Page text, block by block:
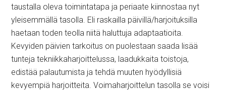
taustalla oleva toimintatapa ja periaate kiinnostaa nyt
yleisemmällä tasolla. Eli raskailla päivillä/harjoituksilla
haetaan toden teolla niitä haluttuja adaptaatioita.
Kevyiden päivien tarkoitus on puolestaan saada lisää
tunteja tekniikkaharjoittelussa, laadukkaita toistoja,
edistää palautumista ja tehdä muuten hyödyllisiä
kevyempiä harjoitteita. Voimaharjoittelun tasolla se voisi